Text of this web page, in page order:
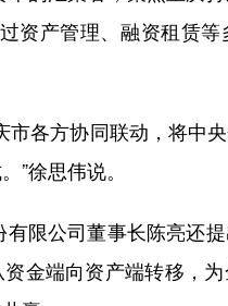
资产管理、融资租赁
各方协同联动，将中
徐思伟说。
限公司董事长陈亮还
金端向资产端转移，